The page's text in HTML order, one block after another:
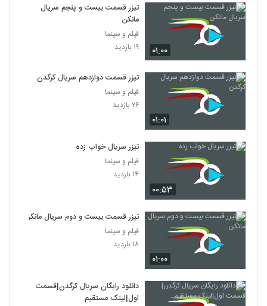
۰۱:۰۰
تیزر قسمت بیست و پنجم سریال
مانکن
فیلم و سینما
۱۹ بازدید
۰۱:۰۱
تیزر قسمت دوازدهم سریال کرگدن
فیلم و سینما
۲۶ بازدید
۰۰:۵۳
تیزر سریال خواب زده
فیلم و سینما
۱۴ بازدید
۰۱:۰۰
تیزر قسمت بیست و دوم سریال مانکن
فیلم و سینما
۱۸ بازدید
دانلود رایگان سریال کرگدن|قسمت
اول|لینک مستقیم